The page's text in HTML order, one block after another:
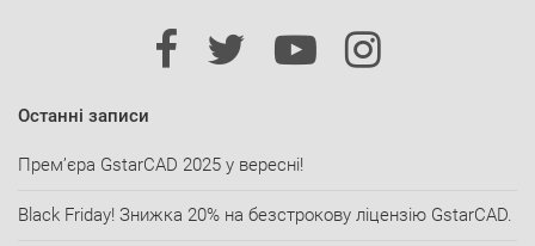
Останні записи
Прем’єра GstarCAD 2025 у вересні!
Black Friday! Знижка 20% на безстрокову ліцензію GstarCAD.